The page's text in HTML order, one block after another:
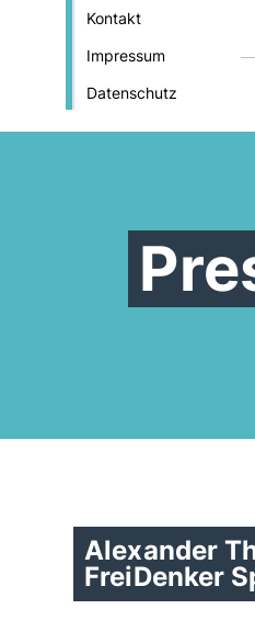
Kontakt
Impressum
Datenschutz
Alexander
FreiDenker